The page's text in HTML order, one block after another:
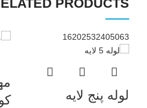
PRODUCTS
16202532405063
لوله پنج لایه